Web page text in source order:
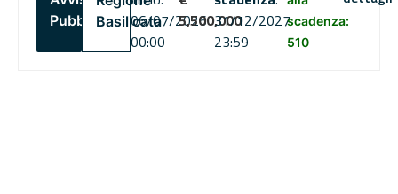
PubblicoBasilicata06/07/2026
00:00
5,500,00031/12/2027
23:59
scadenza:
510